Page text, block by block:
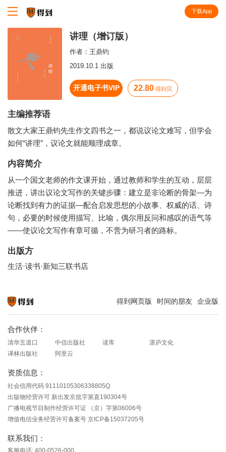
下载App
讲理（增订版）
作者： 王鼎钧
2019.10.1 出版
开通电子书VIP 22.80 得到贝
主编推荐语
散文大家王鼎钧先生作文四书之一，都说议论文难写，但学会
如何“讲理”，议论文就能顺理成章。
内容简介
从一个国文老师的作文课开始，通过教师和学生的互动，层层
推进，讲出议论文写作的关键步骤：建立是非论断的骨架—为
论断找到有力的证据—配合启发思想的小故事、权威的话、诗
句，必要的时候使用描写、比喻，偶尔用反问和感叹的语气等
——使议论文写作有章可循，不啻为研习者的路标。
出版方
生活·读书·新知三联书店
得到网页版 时间的朋友 企业版
合作伙伴：
清华五道口 中信出版社 读库
湛庐文化
译林出版社
阿里云
资质信息：
社会信用代码 91110105306338805Q
出版物经营许可 新出发京批字第直190304号
广播电视节目制作经营许可证 （京）字第06006号
增值电信业务经营许可备案号 京ICP备15037205号
联系我们：
客服电话: 400-0526-000